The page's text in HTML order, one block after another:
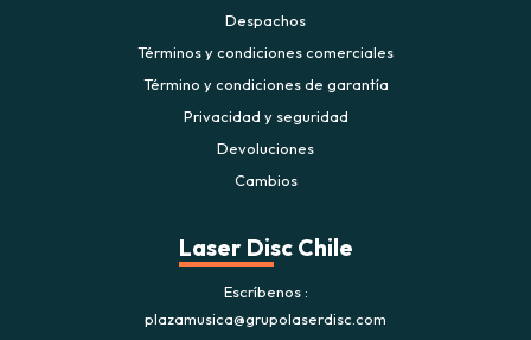
Despachos
Términos y condiciones comerciales
Término y condiciones de garantía
Privacidad y seguridad
Devoluciones
Cambios
Laser Disc Chile
Escríbenos
plazamusica@grupolaserdisc.com